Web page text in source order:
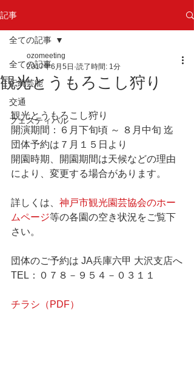
記事
全ての記事
伝統芸能
交通
フェスティバル
全ての記事
観光とうもろこし狩り
ozomeeting
2017年6月5日 読了時間: 1分
観光とうもろこし狩り
開演期間：６月下旬頃 ～ ８月中旬 迄
団体予約は７月１５日より
開園時期、開園期間は天候などの理由
により、変更する場合があります。
詳しくは、 神戸市観光園芸協会のホー
ムページ等の各園の空き状況をご覧下
さい。
団体のご予約は JA兵庫六甲 大沢支店へ
TEL：０７８－９５４－０３１１
チラシ（PDF）